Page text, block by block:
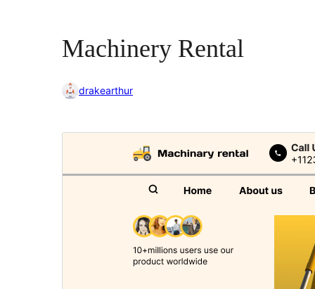
Machinery Rental
drakearthur